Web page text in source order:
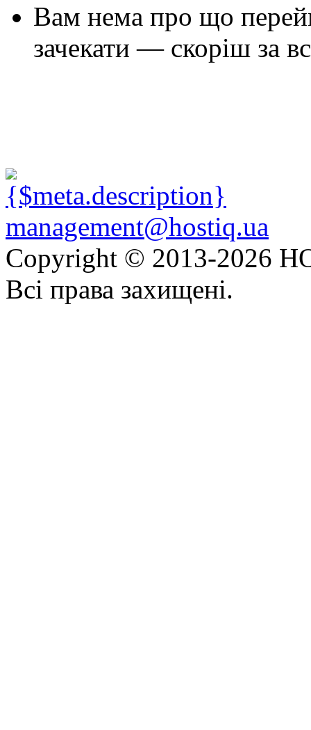
Вам нема про що
зачекати — скоріш за
management@hostiq.ua
Copyright © 2013-2026
Всі права захищені.